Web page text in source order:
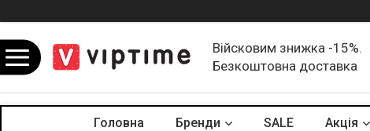
Війсковим знижка -15%.
Безкоштовна доставка
Головна Бренди SALE Акцiя